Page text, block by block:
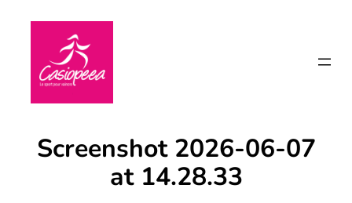
Screenshot 2026-06-07
at 14.28.33